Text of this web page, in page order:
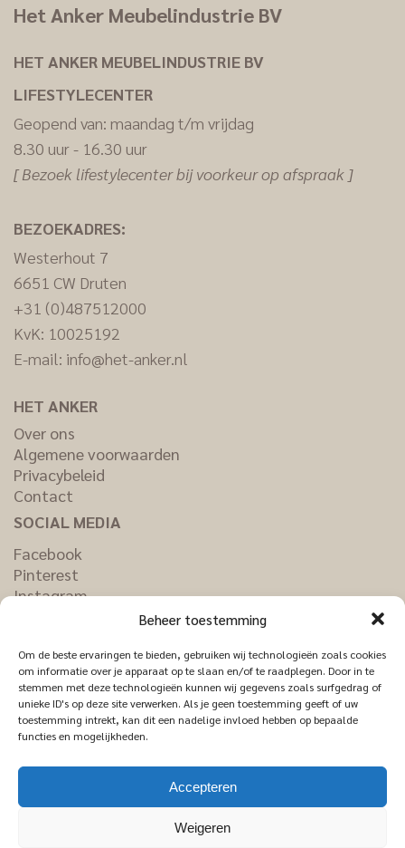
Beheer toestemming
Om de beste ervaringen te bieden, gebruiken wij technologieën zoals cookies
om informatie over je apparaat op te slaan en/of te raadplegen. Door in te
stemmen met deze technologieën kunnen wij gegevens zoals surfgedrag of
unieke ID's op deze site verwerken. Als je geen toestemming geeft of uw
toestemming intrekt, kan dit een nadelige invloed hebben op bepaalde
functies en mogelijkheden.
Accepteren
Weigeren
Het Anker Meubelindustrie BV
HET ANKER MEUBELINDUSTRIE BV
LIFESTYLECENTER
Geopend van: maandag t/m vrijdag
8.30 uur - 16.30 uur
[ Bezoek lifestylecenter bij voorkeur op afspraak ]
BEZOEKADRES:
Westerhout 7
6651 CW Druten
+31 (0)487512000
KvK: 10025192
E-mail: info@het-anker.nl
HET ANKER
Over ons
Algemene voorwaarden
Privacybeleid
Contact
SOCIAL MEDIA
Facebook
Pinterest
Instagram